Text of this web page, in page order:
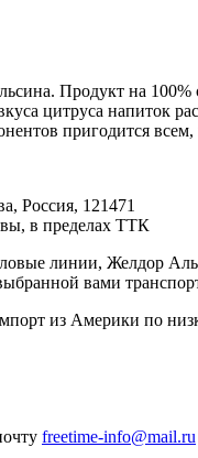
Продукт на
цитруса напиток
пригодится
Россия, 121471
в пределах ТТК
линии, Желдор
вами
из Америки по
freetime-info@mail.ru